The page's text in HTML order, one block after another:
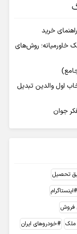
خرید
خاورمیانه؛ روش‌های
اول والدین تبدیل
جوان
تحصیل
اینستاگرام
فروش
ملک
خودروهای ایران